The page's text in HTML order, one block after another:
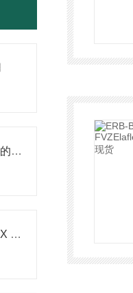
ETP-HYLOC 液压机械接头的安装和拆卸
高危介质输送优选 ELAFLEX 安全软管系统